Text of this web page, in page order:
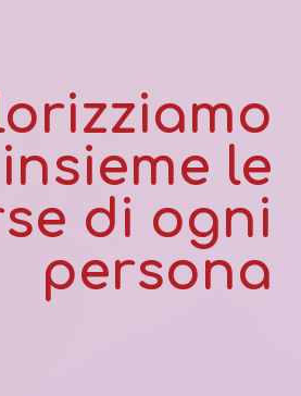
insieme le
di ogni
persona